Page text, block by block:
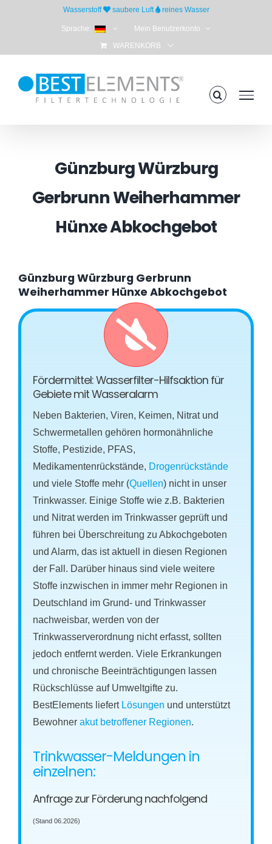
Wasserstoff saubere Luft reines Wasser
Sprache: Mein Benutzerkonto
WARENKORB
Günzburg Würzburg
Gerbrunn Weiherhammer
Hünxe Abkochgebot
Günzburg Würzburg Gerbrunn
Weiherhammer Hünxe Abkochgebot
Fördermittel: Wasserfilter-Hilfsaktion für
Gebiete mit Wasseralarm
Neben Bakterien, Viren, Keimen, Nitrat und
Schwermetallen gehören hormonähnliche
Stoffe, Pestizide, PFAS,
Medikamentenrückstände, Drogenrückstände
und viele Stoffe mehr (Quellen) nicht in unser
Trinkwasser. Einige Stoffe wie z.B. Bakterien
und Nitrat werden im Trinkwasser geprüft und
führen bei Überschreitung zu Abkochgeboten
und Alarm, das ist aktuell in diesen Regionen
der Fall. Darüber hinaus sind viele weitere
Stoffe inzwischen in immer mehr Regionen in
Deutschland im Grund- und Trinkwasser
nachweisbar, werden von der
Trinkwasserverordnung nicht erfasst, sollten
jedoch entfernt werden. Viele Erkrankungen
und chronische Beeinträchtigungen lassen
Rückschlüsse auf Umweltgifte zu.
BestElements liefert Lösungen und unterstützt
Bewohnerakut betroffener Regionen.
Trinkwasser-Meldungen in
einzelnen:
Anfrage zur Förderung nachfolgend
(Stand 06.2026)